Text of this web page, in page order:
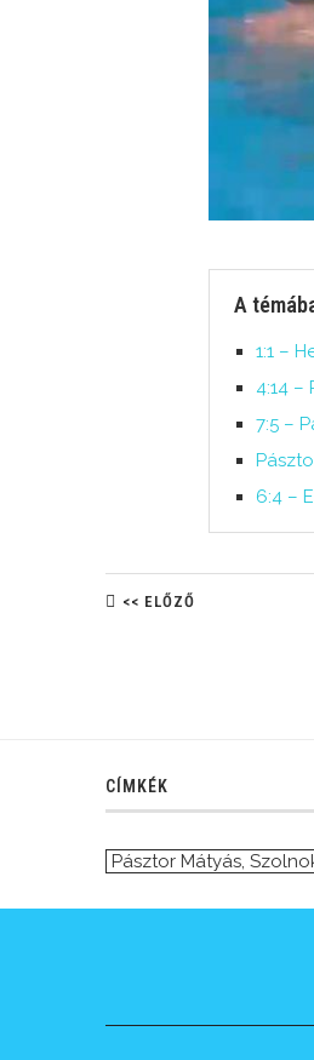
A
1:1 –
4:14 –
7:5 –
6:4 –
<< ELŐZŐ
CÍMKÉK
Pásztor Mátyás,